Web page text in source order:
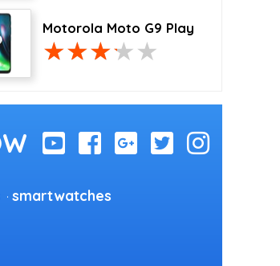
Motorola Moto G9 Play
smartwatches